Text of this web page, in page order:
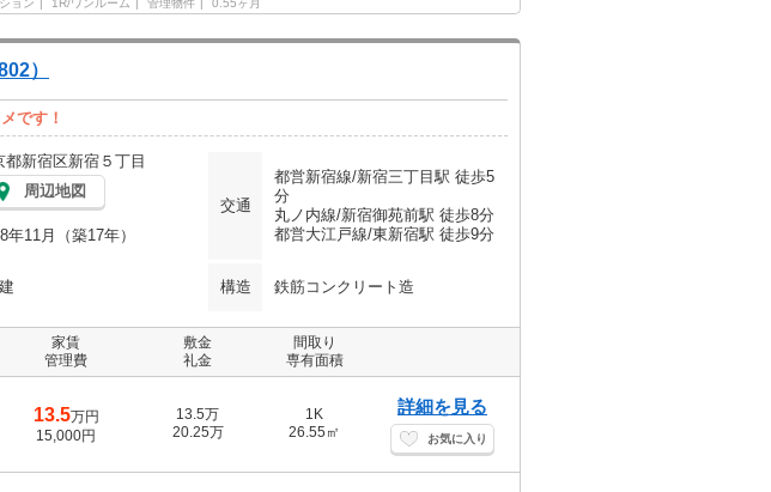
ョン
1R/ワンルーム 管理物件 0.55ヶ月
）
です！
都新宿区新宿５丁目
周辺地図
交通
都営新宿線/新宿三丁目駅 徒歩5
分
丸ノ内線/新宿御苑前駅 徒歩8分
都営大江戸線/東新宿駅 徒歩9分
年11月（築17年）
構造 鉄筋コンクリート造
家賃
管理費
敷金
礼金
間取り
専有面積
13.5万円
15,000円
13.5万
20.25万
1K
26.55㎡
詳細を見る
お気に入り